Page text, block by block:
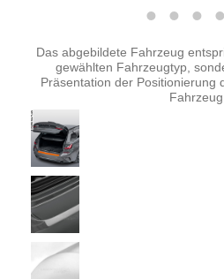
Das abgebildete Fahrzeug
gewählten Fahrzeugtyp,
Präsentation der Positionierung
Fahrzeug.